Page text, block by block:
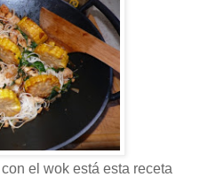
el wok está esta receta